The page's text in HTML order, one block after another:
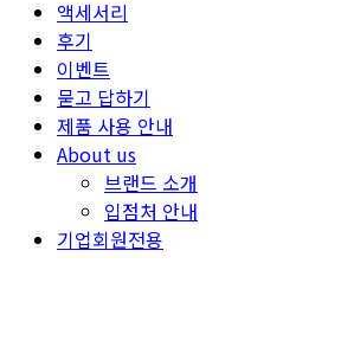
액세서리
후기
이벤트
묻고 답하기
제품 사용 안내
About us
브랜드 소개
입점처 안내
기업회원전용